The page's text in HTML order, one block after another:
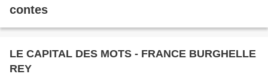
contes
LE CAPITAL DES MOTS - FRANCE BURGHELLE
REY